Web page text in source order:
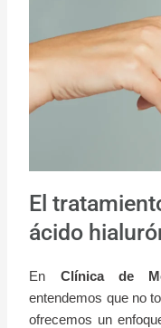
El
ácido
En Clínica de
entendemos que no
ofrecemos un